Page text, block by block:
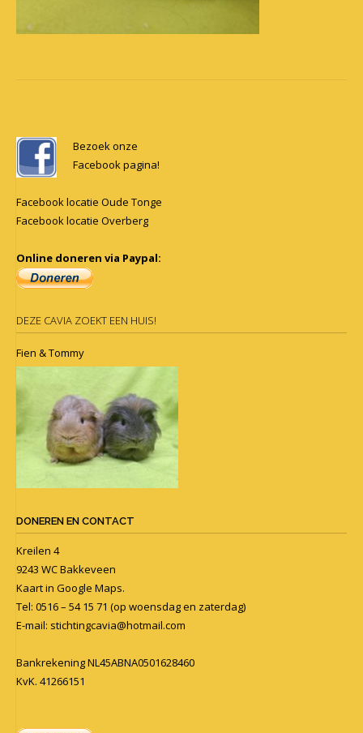
navigation
Bezoek onze
Facebook pagina!
Facebook locatie Oude Tonge
Facebook locatie Overberg
Online doneren via Paypal:
DEZE CAVIA ZOEKT EEN HUIS!
Fien & Tommy
DONEREN EN CONTACT
Kreilen 4
9243 WC Bakkeveen
Kaart in Google Maps.
Tel: 0516 – 54 15 71 (op woensdag en zaterdag)
E-mail: stichtingcavia@hotmail.com
Bankrekening NL45ABNA0501628460
KvK. 41266151